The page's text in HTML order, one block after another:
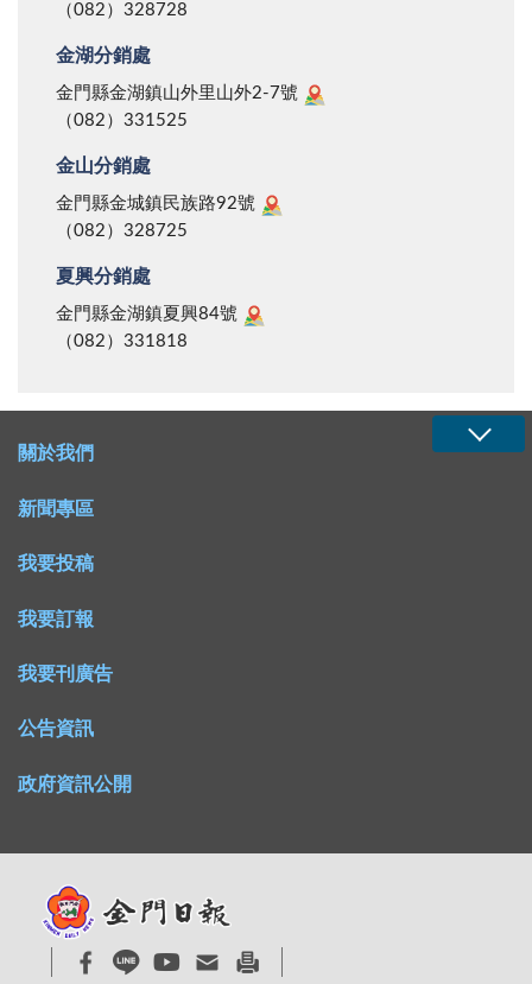
（082）328728
金湖分銷處
金門縣金湖鎮山外里山外2-7號
（082）331525
金山分銷處
金門縣金城鎮民族路92號
（082）328725
夏興分銷處
金門縣金湖鎮夏興84號
（082）331818
關於我們
新聞專區
我要投稿
我要訂報
我要刊廣告
公告資訊
政府資訊公開